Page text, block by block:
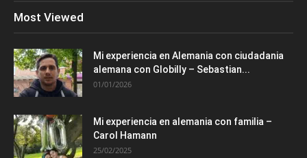
Most Viewed
Mi experiencia en Alemania con ciudadania
alemana con Globilly – Sebastian...
01/01/2026
Mi experiencia en alemania con familia –
Carol Hamann
25/02/2025